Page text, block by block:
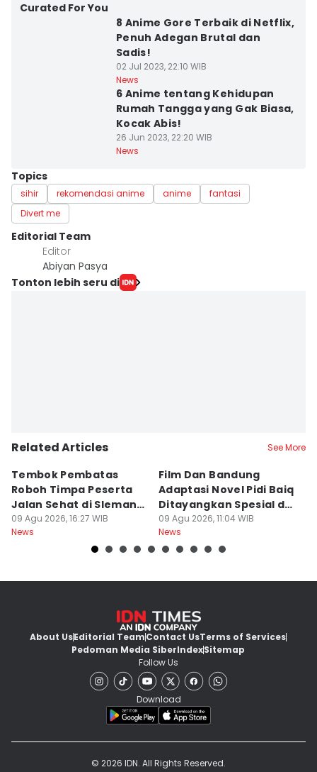
Curated For You
8 Anime Gore Terbaik di Netflix,
Penuh Adegan Brutal dan
Sadis!
02 Jul 2023, 22:10 WIB
News
6 Anime tentang Kehidupan
Rumah Tangga yang Gak Biasa,
Kocak Abis!
26 Jun 2023, 22:20 WIB
News
Topics
sihir rekomendasi anime anime
fantasi
Divert me
Editorial Team
Editor
Abiyan Pasya
Tonton lebih seru di
Related Articles See More
Tembok Pembatas
Roboh Timpa Peserta
Jalan Sehat di Sleman,
10 Orang Luka
09 Agu 2026, 16:27 WIB
News
Film Dan Bandung
Adaptasi Novel Pidi Baiq
Ditayangkan Spesial di
Jogja
09 Agu 2026, 11:04 WIB
News
About UsEditorial TeamContact UsTerms of Services
Pedoman Media SiberIndexSitemap
Follow Us
Download
© 2026 IDN. All Rights Reserved.